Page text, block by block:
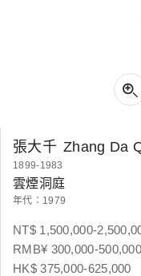
張大千 Zhang Da
1899-1983
雲煙洞庭
年代：1979
NT$ 1,500,000-
RMB¥ 300,000-500,000
HK$ 375,000-625,000